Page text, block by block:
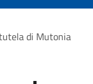
di Mutonia